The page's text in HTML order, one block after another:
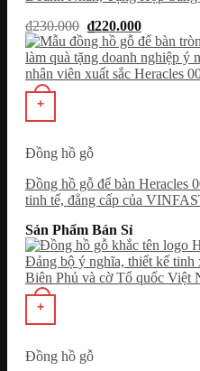
₫230.000 Giá
gốc
là:
₫230.000.
₫220.000Giá
hiện
tại
là:
₫220.000.
+
Đồng hồ gỗ
Đồng hồ gỗ để bàn Heracles
tinh tế, đẳng cấp của
Sản Phẩm Bán Sỉ
+
Đồng hồ gỗ